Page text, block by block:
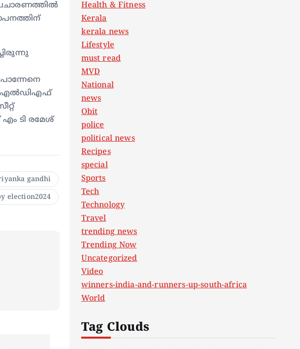
എല്‍ഡിഎഫ്
ടി രമേശ്
gandhi
election2024
Health & Fitness
Kerala
kerala news
Lifestyle
must read
MVD
National
news
Obit
police
political news
Recipes
special
Sports
Tech
Technology
Travel
trending news
Trending Now
Uncategorized
Video
winners-india-and-runners-up-south-africa
World
Tag Clouds